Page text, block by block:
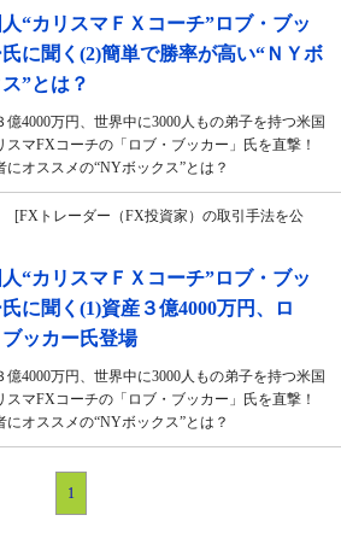
“カリスマＦＸコーチ”ロブ・ブッ
氏に聞く(2)簡単で勝率が高い“ＮＹボ
”とは？
億4000万円、世界中に3000人もの弟子を持つ米国
スマFXコーチの「ロブ・ブッカー」氏を直撃！
にオススメの“NYボックス”とは？
[FXトレーダー（FX投資家）の取引手法を公
“カリスマＦＸコーチ”ロブ・ブッ
に聞く(1)資産３億4000万円、ロ
ッカー氏登場
億4000万円、世界中に3000人もの弟子を持つ米国
スマFXコーチの「ロブ・ブッカー」氏を直撃！
にオススメの“NYボックス”とは？
1